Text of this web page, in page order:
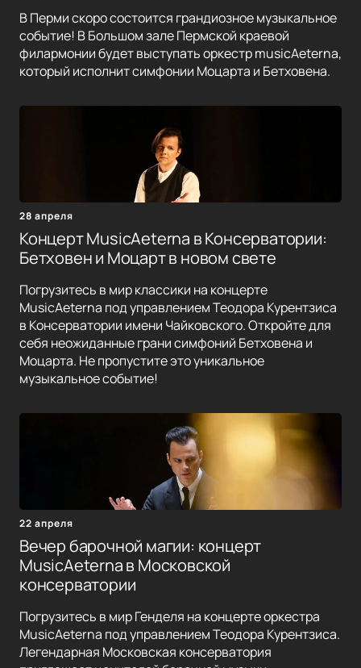
В Перми скоро состоится грандиозное музыкальное
событие! В Большом зале Пермской краевой
филармонии будет выступать оркестр musicAeterna,
который исполнит симфонии Моцарта и Бетховена.
28 апреля
Концерт MusicAeterna в Консерватории:
Бетховен и Моцарт в новом свете
Погрузитесь в мир классики на концерте
MusicAeterna под управлением Теодора Курентзиса
в Консерватории имени Чайковского. Откройте для
себя неожиданные грани симфоний Бетховена и
Моцарта. Не пропустите это уникальное
музыкальное событие!
22 апреля
Вечер барочной магии: концерт
MusicAeterna в Московской
консерватории
Погрузитесь в мир Генделя на концерте оркестра
MusicAeterna под управлением Теодора Курентзиса.
Легендарная Московская консерватория